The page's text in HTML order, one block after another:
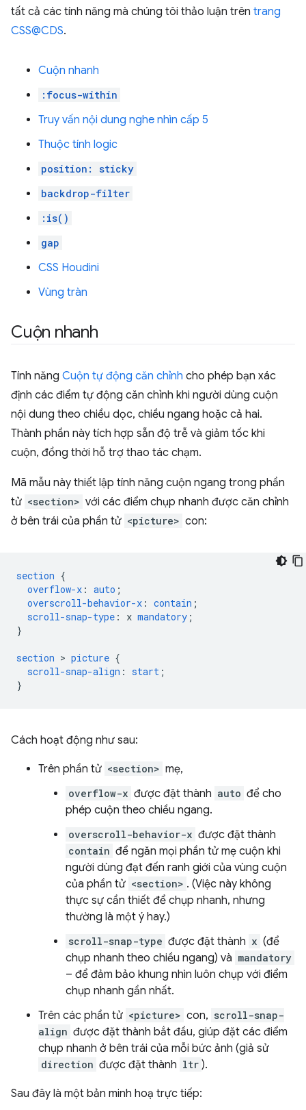
tất cả các tính năng mà chúng tôi thảo luận trên trang
CSS@CDS.
Cuộn nhanh
:focus-within
Truy vấn nội dung nghe nhìn cấp 5
Thuộc tính logic
position: sticky
backdrop-filter
:is()
gap
CSS Houdini
Vùng tràn
Cuộn nhanh
Tính năng Cuộn tự động căn chỉnh cho phép bạn xác
định các điểm tự động căn chỉnh khi người dùng cuộn
nội dung theo chiều dọc, chiều ngang hoặc cả hai.
Thành phần này tích hợp sẵn độ trễ và giảm tốc khi
cuộn, đồng thời hỗ trợ thao tác chạm.
Mã mẫu này thiết lập tính năng cuộn ngang trong phần
tử <section> với các điểm chụp nhanh được căn chỉnh
ở bên trái của phần tử <picture> con:
section {
overflow-x : auto ;
overscroll-behavior-x : contain ;
scroll-snap-type : x mandatory ;
}
section > picture {
scroll-snap-align : start ;
}
Cách hoạt động như sau:
Trên phần tử <section> mẹ,
overflow-x được đặt thành auto để cho
phép cuộn theo chiều ngang.
overscroll-behavior-x được đặt thành
contain để ngăn mọi phần tử mẹ cuộn khi
người dùng đạt đến ranh giới của vùng cuộn
của phần tử <section> . (Việc này không
thực sự cần thiết để chụp nhanh, nhưng
thường là một ý hay.)
scroll-snap-type được đặt thành x (để
chụp nhanh theo chiều ngang) và mandatory
– để đảm bảo khung nhìn luôn chụp với điểm
chụp nhanh gần nhất.
Trên các phần tử <picture> con, scroll-snap-
align được đặt thành bắt đầu, giúp đặt các điểm
chụp nhanh ở bên trái của mỗi bức ảnh (giả sử
direction được đặt thành ltr ).
Sau đây là một bản minh hoạ trực tiếp: